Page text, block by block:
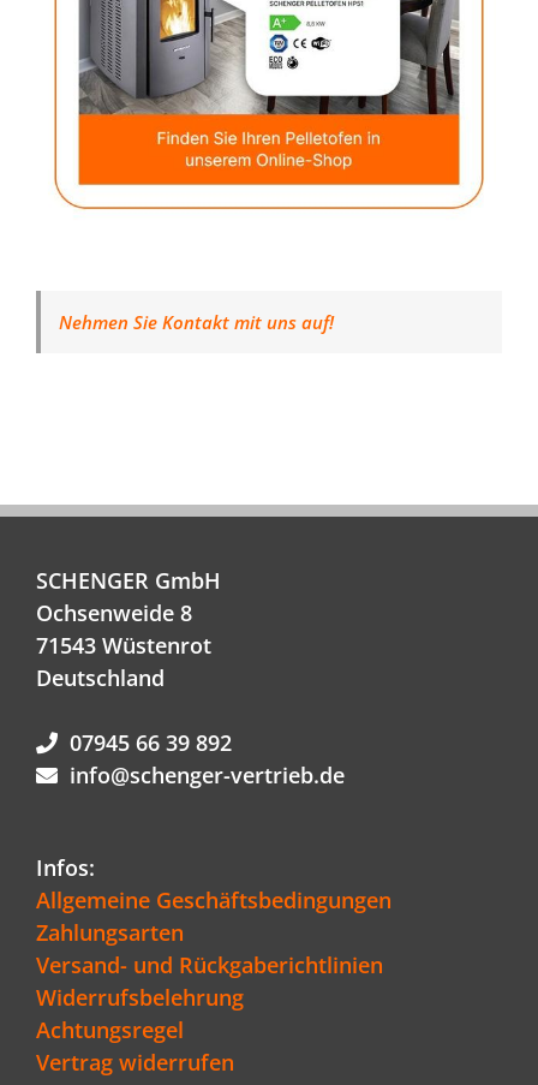
Nehmen Sie Kontakt mit uns auf!
SCHENGER GmbH
Ochsenweide 8
71543 Wüstenrot
Deutschland
07945 66 39 892
info@schenger-vertrieb.de
Infos:
Allgemeine Geschäftsbedingungen
Zahlungsarten
Versand- und Rückgaberichtlinien
Widerrufsbelehrung
Achtungsregel
Vertrag widerrufen